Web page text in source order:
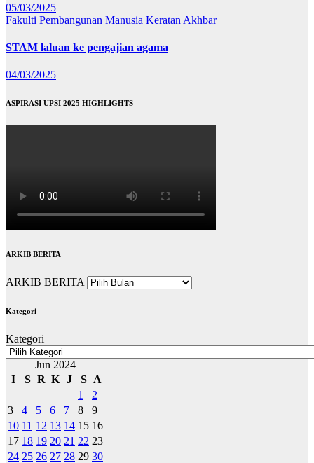
05/03/2025
Fakulti Pembangunan Manusia Keratan Akhbar
STAM laluan ke pengajian agama
04/03/2025
ASPIRASI UPSI 2025 HIGHLIGHTS
ARKIB BERITA
ARKIB BERITA
Kategori
Kategori
Jun 2024
I
S R K J S
A
1
2
3
4 5 6 7 8
9
10 11 12 13 14 15 16
17 18 19 20 21 22 23
24 25 26 27 28 29 30